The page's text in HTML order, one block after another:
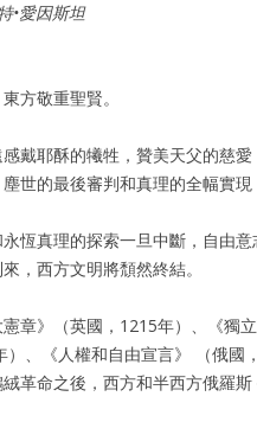
•愛因斯坦
方敬重聖賢。
戴耶酥的犧牲，贊美天父的慈
世的最後審判和真理的全幅實現
恆真理的探索一旦中斷，自由
，西方文明將頹然終結。
章》（英國，1215年）、《獨
）、《人權和自由宣言》 （俄
革命之後，西方和半西方俄羅